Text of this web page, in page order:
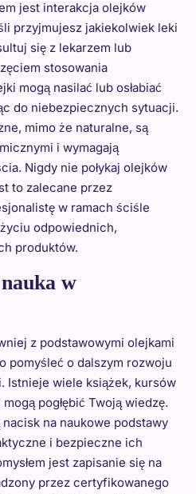
jest interakcja olejków
przyjmujesz jakiekolwiek leki
się z lekarzem lub
stosowania
mogą nasilać lub osłabiać
do niebezpiecznych sytuacji.
mimo że naturalne, są
i wymagają
Nigdy nie połykaj olejków
to zalecane przez
w ramach ściśle
odpowiednich,
produktów.
w
z podstawowymi olejkami
pomyśleć o dalszym rozwoju
Istnieje wiele książek, kursów
pogłębić Twoją wiedzę.
nacisk na naukowe podstawy
i bezpieczne ich
jest zapisanie się na
przez certyfikowanego